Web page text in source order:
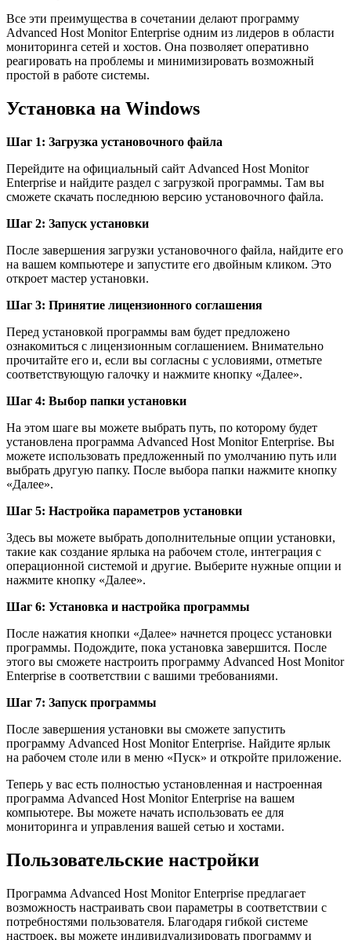
Все эти преимущества в сочетании делают программу
Advanced Host Monitor Enterprise одним из лидеров в области
мониторинга сетей и хостов. Она позволяет оперативно
реагировать на проблемы и минимизировать возможный
простой в работе системы.
Установка на Windows
Шаг 1: Загрузка установочного файла
Перейдите на официальный сайт Advanced Host Monitor
Enterprise и найдите раздел с загрузкой программы. Там вы
сможете скачать последнюю версию установочного файла.
Шаг 2: Запуск установки
После завершения загрузки установочного файла, найдите его
на вашем компьютере и запустите его двойным кликом. Это
откроет мастер установки.
Шаг 3: Принятие лицензионного соглашения
Перед установкой программы вам будет предложено
ознакомиться с лицензионным соглашением. Внимательно
прочитайте его и, если вы согласны с условиями, отметьте
соответствующую галочку и нажмите кнопку «Далее».
Шаг 4: Выбор папки установки
На этом шаге вы можете выбрать путь, по которому будет
установлена программа Advanced Host Monitor Enterprise. Вы
можете использовать предложенный по умолчанию путь или
выбрать другую папку. После выбора папки нажмите кнопку
«Далее».
Шаг 5: Настройка параметров установки
Здесь вы можете выбрать дополнительные опции установки,
такие как создание ярлыка на рабочем столе, интеграция с
операционной системой и другие. Выберите нужные опции и
нажмите кнопку «Далее».
Шаг 6: Установка и настройка программы
После нажатия кнопки «Далее» начнется процесс установки
программы. Подождите, пока установка завершится. После
этого вы сможете настроить программу Advanced Host Monitor
Enterprise в соответствии с вашими требованиями.
Шаг 7: Запуск программы
После завершения установки вы сможете запустить
программу Advanced Host Monitor Enterprise. Найдите ярлык
на рабочем столе или в меню «Пуск» и откройте приложение.
Теперь у вас есть полностью установленная и настроенная
программа Advanced Host Monitor Enterprise на вашем
компьютере. Вы можете начать использовать ее для
мониторинга и управления вашей сетью и хостами.
Пользовательские настройки
Программа Advanced Host Monitor Enterprise предлагает
возможность настраивать свои параметры в соответствии с
потребностями пользователя. Благодаря гибкой системе
настроек, вы можете индивидуализировать программу и